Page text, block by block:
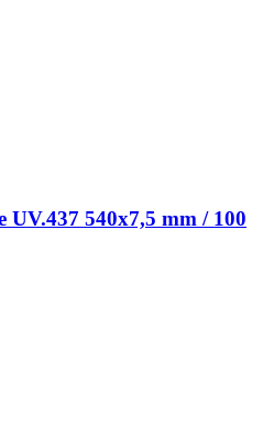
UV.437 540x7,5 mm / 100